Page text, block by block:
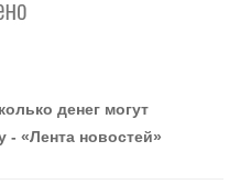
- «Интервью»
денег могут
- «Лента новостей»